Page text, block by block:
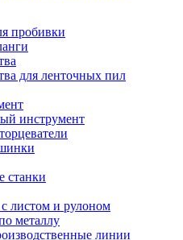
пробивки
для ленточных пил
инструмент
станки
листом и рулоном
металлу
линии